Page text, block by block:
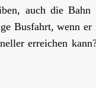
auch die
Busfahrt, wenn
erreichen